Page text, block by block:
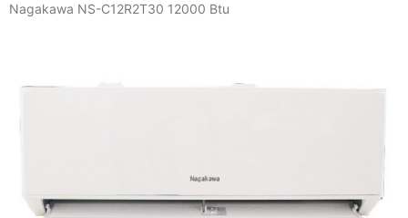
Nagakawa NS-C12R2T30 12000 Btu